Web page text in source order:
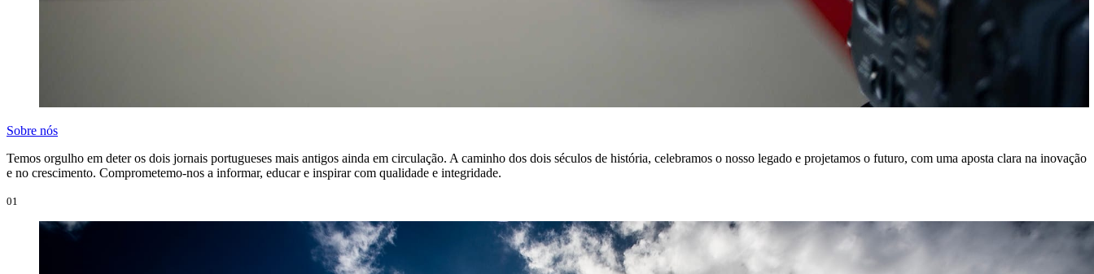
Sobre nós
Temos orgulho em deter os dois jornais portugueses mais antigos ainda em circulação. A caminho dos dois séculos de história, celebramos o nosso legado e projetamos o futuro, com uma aposta clara na inovação
e no crescimento. Comprometemo-nos a informar, educar e inspirar com qualidade e integridade.
01